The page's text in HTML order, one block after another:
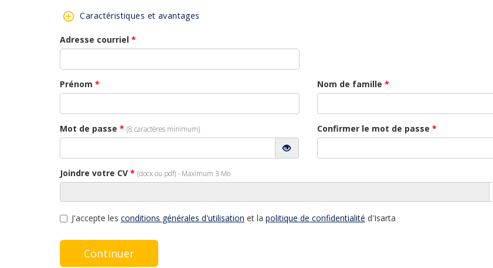
Caractéristiques et avantages
Adresse courriel *
Prénom * Nom de famille *
Mot de passe * (8 caractères minimum) Confirmer le mot de passe *
Joindre votre CV * (docx ou pdf) - Maximum 3 Mo
J'accepte les conditions générales d'utilisation et la politique de confidentialité d'Isarta
Continuer